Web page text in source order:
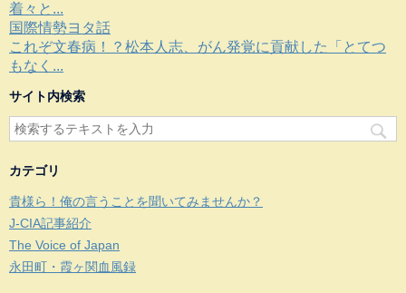
着々と...
国際情勢ヨタ話
これぞ文春病！？松本人志、がん発覚に貢献した「とてつ
もなく...
サイト内検索
カテゴリ
貴様ら！俺の言うことを聞いてみませんか？
J-CIA記事紹介
The Voice of Japan
永田町・霞ヶ関血風録